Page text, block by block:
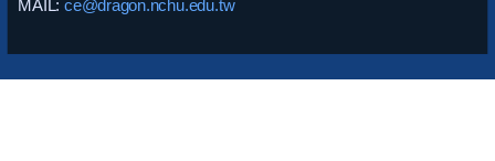
MAIL:ce@dragon.nchu.edu.tw